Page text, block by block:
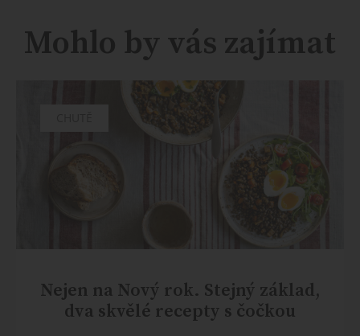
Mohlo by vás zajímat
Nejen na Nový rok. Stejný základ,
dva skvělé recepty s čočkou